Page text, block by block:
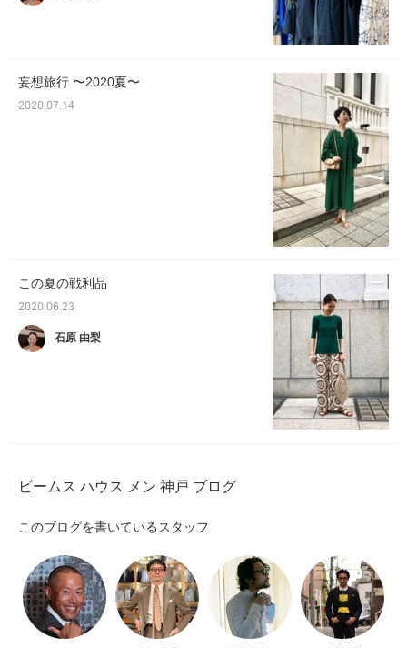
妄想旅行 〜2020夏〜
2020.07.14
この夏の戦利品
2020.06.23
石原 由梨
ビームス ハウス メン 神戸 ブログ
このブログを書いているスタッフ